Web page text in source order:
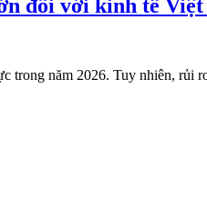
đối với kinh tế Việt
năm 2026. Tuy nhiên,